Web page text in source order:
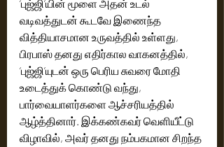
‘புஜ்ஜி’யின் மூளை அதன் உடல்
வடிவத்துடன் கூடவே இணைந்த
வித்தியாசமான உருவத்தில் உள்ளது,
பிரபாஸ் தனது எதிர்கால வாகனத்தில்,
‘புஜ்ஜி’யுடன் ஒரு பெரிய சுவரை மோதி
உடைத்துக் கொண்டு வந்து,
பார்வையாளர்களை ஆச்சரியத்தில்
ஆழ்த்தினார். இக்கண்கவர் வெளியீட்டு
விழாவில், அவர் தனது நம்பகமான சிறந்த